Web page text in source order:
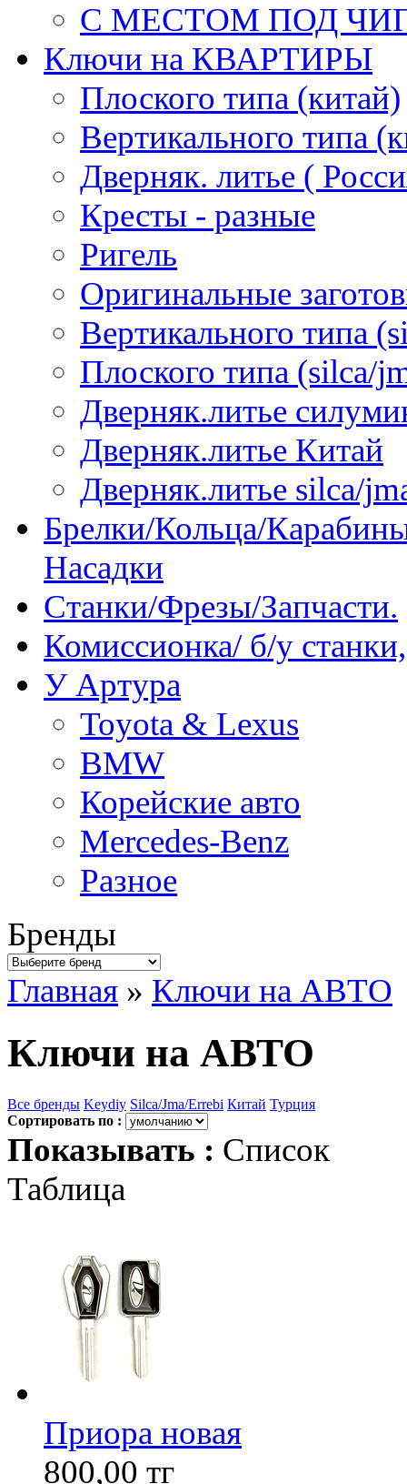
С МЕСТОМ ПОД
Ключи на КВАРТИРЫ
Плоского типа (китай)
Вертикального типа
Дверняк. литье (
Кресты - разные
Ригель
Оригинальные
Вертикального типа
Плоского типа (silca/
Дверняк.литье
Дверняк.литье Китай
Дверняк.литье silca/
Брелки/Кольца/
Насадки
Станки/Фрезы/Запчасти.
Комиссионка/ б/у
У Артура
Toyota & Lexus
BMW
Корейские авто
Mercedes-Benz
Разное
Бренды
Главная » Ключи на АВТО
Ключи на АВТО
Все бренды Keydiy Silca/Jma/Errebi Китай Турция
Сортировать по :
Показывать : Список
Таблица
Приора новая
800,00 тг